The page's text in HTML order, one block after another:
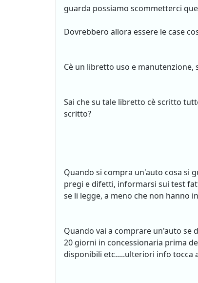
guarda possiamo scommetterci
Dovrebbero allora essere le case
Cè un libretto uso e
Sai che su tale libretto cè scritto
scritto?
Quando si compra un'auto cosa si
pregi e difetti, informarsi sui test fatti
se li legge, a meno che non hanno
Quando vai a comprare un'auto
20 giorni in concessionaria prima
disponibili etc.....ulteriori info tocca